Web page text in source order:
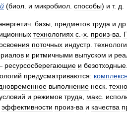
(биол и микробиол способы) и т. д
базы предметов труда и др
технологиях с .-х произ-ва
поточных индустр
и ритмичными выпуском и
ресурсосберегающие и безотходные
предусматриваются:
выполнение неск
и режимов труда макс
эффективности произ-ва и качества